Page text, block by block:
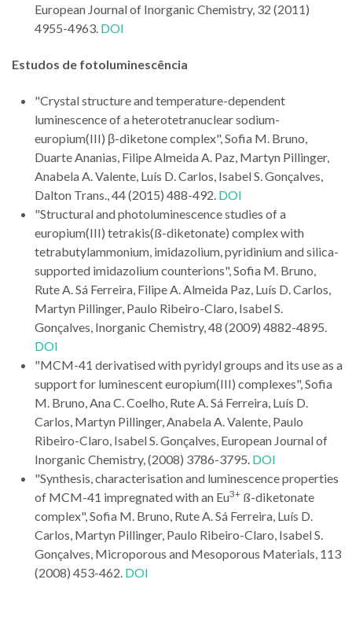
European Journal of Inorganic Chemistry, 32 (2011)
4955-4963. DOI
Estudos de fotoluminescência
"Crystal structure and temperature-dependent
luminescence of a heterotetranuclear sodium-
europium(III) β-diketone complex",Sofia M. Bruno,
Duarte Ananias, Filipe Almeida A. Paz, Martyn Pillinger,
Anabela A. Valente, Luís D. Carlos, Isabel S. Gonçalves,
Dalton Trans., 44 (2015) 488-492. DOI
"Structural and photoluminescence studies of a
europium(III) tetrakis(ß-diketonate) complex with
tetrabutylammonium, imidazolium, pyridinium and silica-
supported imidazolium counterions", Sofia M. Bruno,
Rute A. Sá Ferreira, Filipe A. Almeida Paz, Luís D. Carlos,
Martyn Pillinger, Paulo Ribeiro-Claro, Isabel S.
Gonçalves, Inorganic Chemistry, 48 (2009) 4882-4895.
DOI
"MCM-41 derivatised with pyridyl groups and its use as a
support for luminescent europium(III) complexes", Sofia
M. Bruno, Ana C. Coelho, Rute A. Sá Ferreira, Luís D.
Carlos, Martyn Pillinger, Anabela A. Valente, Paulo
Ribeiro-Claro, Isabel S. Gonçalves, European Journal of
Inorganic Chemistry, (2008) 3786-3795. DOI
"Synthesis, characterisation and luminescence properties
of MCM-41 impregnated with an Eu3+ ß-diketonate
complex", Sofia M. Bruno, Rute A. Sá Ferreira, Luís D.
Carlos, Martyn Pillinger, Paulo Ribeiro-Claro, Isabel S.
Gonçalves, Microporous and Mesoporous Materials, 113
(2008) 453-462. DOI